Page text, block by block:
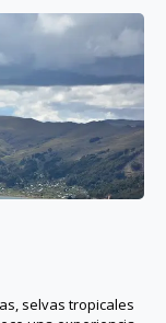
selvas tropicales